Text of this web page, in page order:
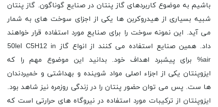
باشیم به موضوع کاربردهای گاز پنتان در صنایع گوناگون. گاز پنتان
شبیه بسیاری از هیدروکربن ها یکی از اجزای سوخت های به شمار
می آید. این نمونه سوخت را برای صنایع مورد استفاده قرار خواهند
داد. همین صنایع استفاده می کنند از انواع گاز 50lel C5H12 in
air% برای پیشبرد اهداف خود. بدانید این موضوع مهم را که
ایزوپنتان یکی از اجزاء اصلی مواد شوینده و بهداشتی و خمیردندان
ها ست. پس می توان حضور پنتان را در زندگی روزمره نیز شاهد بود.
ایزوپنتان از ترکیبات مورد استفاده در نیروگاه های حرارتی است که